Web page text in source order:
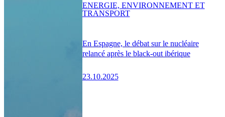
En Espagne, le débat sur le nucléaire
relancé après le black-out ibérique
23.10.2025
ENERGIE, ENVIRONNEMENT ET
TRANSPORT